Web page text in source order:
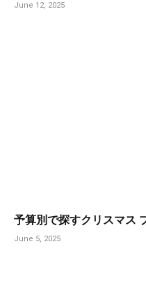
June 12, 2025
予算別で探すクリスマス
June 5, 2025